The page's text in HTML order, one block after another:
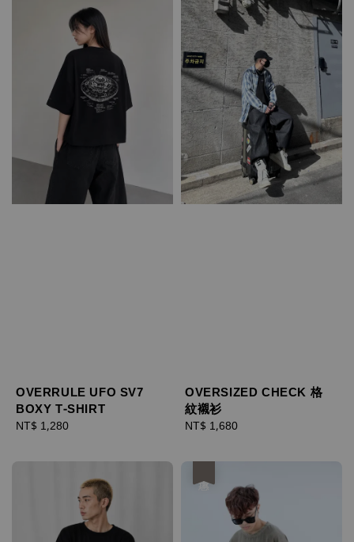
OVERRULE UFO SV7
BOXY T-SHIRT
Regular
NT$ 1,280
OVERSIZED CHECK 格
紋襯衫
Regular
NT$ 1,680